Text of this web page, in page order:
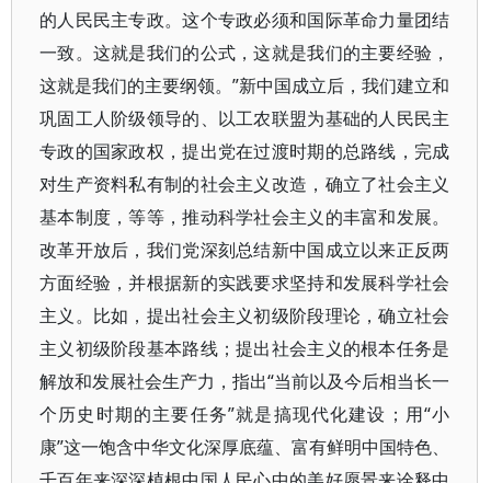
的人民民主专政。这个专政必须和国际革命力量团结
一致。这就是我们的公式，这就是我们的主要经验，
这就是我们的主要纲领。”新中国成立后，我们建立和
巩固工人阶级领导的、以工农联盟为基础的人民民主
专政的国家政权，提出党在过渡时期的总路线，完成
对生产资料私有制的社会主义改造，确立了社会主义
基本制度，等等，推动科学社会主义的丰富和发展。
改革开放后，我们党深刻总结新中国成立以来正反两
方面经验，并根据新的实践要求坚持和发展科学社会
主义。比如，提出社会主义初级阶段理论，确立社会
主义初级阶段基本路线；提出社会主义的根本任务是
解放和发展社会生产力，指出“当前以及今后相当长一
个历史时期的主要任务”就是搞现代化建设；用“小
康”这一饱含中华文化深厚底蕴、富有鲜明中国特色、